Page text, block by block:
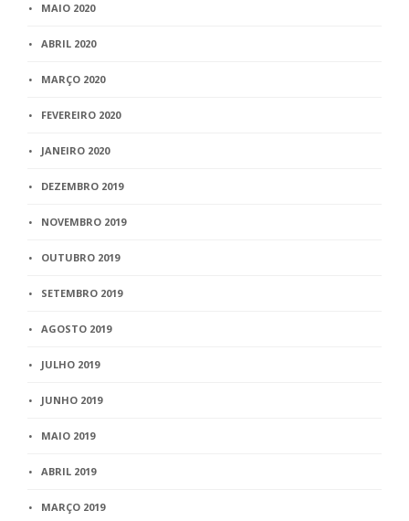
MAIO 2020
ABRIL 2020
MARÇO 2020
FEVEREIRO 2020
JANEIRO 2020
DEZEMBRO 2019
NOVEMBRO 2019
OUTUBRO 2019
SETEMBRO 2019
AGOSTO 2019
JULHO 2019
JUNHO 2019
MAIO 2019
ABRIL 2019
MARÇO 2019